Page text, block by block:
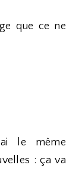
que ce ne
le même
: ça va